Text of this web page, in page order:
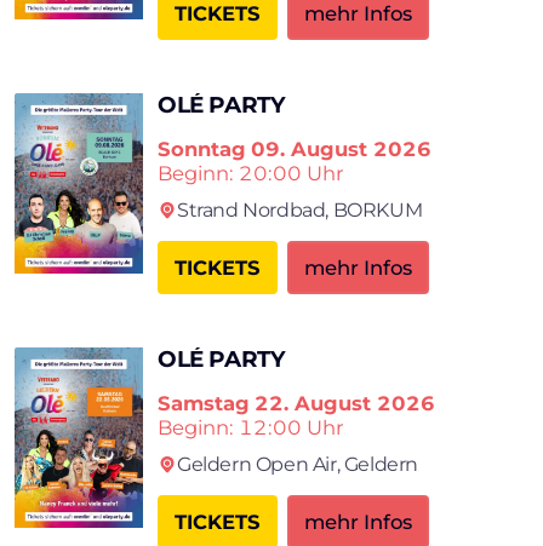
TICKETS mehr Infos
OLÉ PARTY
Sonntag 09. August 2026
Beginn: 20:00 Uhr
Strand Nordbad, BORKUM
TICKETS mehr Infos
OLÉ PARTY
Samstag 22. August 2026
Beginn: 12:00 Uhr
Geldern Open Air,Geldern
TICKETS mehr Infos